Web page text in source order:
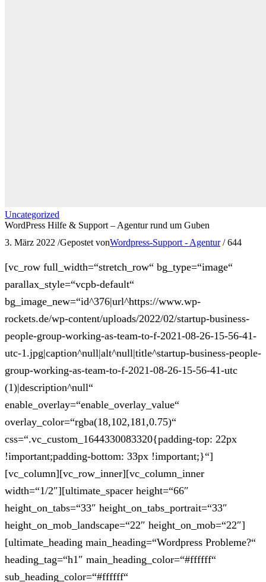
Uncategorized
WordPress Hilfe & Support – Agentur rund um Guben
3. März 2022 /Gepostet vonWordpress-Support - Agentur / 644
[vc_row full_width=“stretch_row“ bg_type=“image“
parallax_style=“vcpb-default“
bg_image_new=“id^376|url^https://www.wp-
rockets.de/wp-content/uploads/2022/02/startup-business-
people-group-working-as-team-to-f-2021-08-26-15-56-41-
utc-1.jpg|caption^null|alt^null|title^startup-business-people-
group-working-as-team-to-f-2021-08-26-15-56-41-utc
(1)|description^null“
enable_overlay=“enable_overlay_value“
overlay_color=“rgba(18,102,181,0.75)“
css=“.vc_custom_1644330083320{padding-top: 22px
!important;padding-bottom: 33px !important;}“]
[vc_column][vc_row_inner][vc_column_inner
width=“1/2″][ultimate_spacer height=“66″
height_on_tabs=“33″ height_on_tabs_portrait=“33″
height_on_mob_landscape=“22″ height_on_mob=“22″]
[ultimate_heading main_heading=“Wordpress Probleme?“
heading_tag=“h1″ main_heading_color=“#ffffff“
sub_heading_color=“#ffffff“